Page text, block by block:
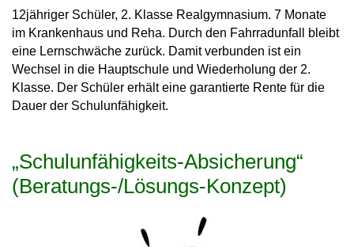
12jähriger Schüler, 2. Klasse Realgymnasium. 7 Monate
im Krankenhaus und Reha. Durch den Fahrradunfall bleibt
eine Lernschwäche zurück. Damit verbunden ist ein
Wechsel in die Hauptschule und Wiederholung der 2.
Klasse. Der Schüler erhält eine garantierte Rente für die
Dauer der Schulunfähigkeit.
„Schulunfähigkeits-Absicherung“
(Beratungs-/Lösungs-Konzept)